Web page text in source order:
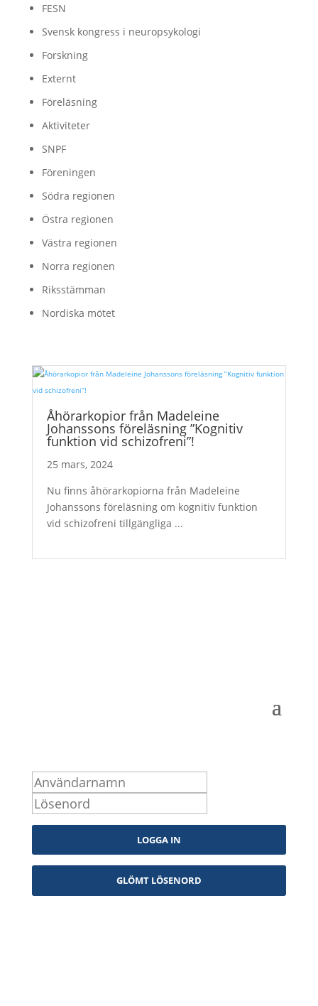
FESN
Svensk kongress i neuropsykologi
Forskning
Externt
Föreläsning
Aktiviteter
SNPF
Föreningen
Södra regionen
Östra regionen
Västra regionen
Norra regionen
Riksstämman
Nordiska mötet
Åhörarkopior från Madeleine
Johanssons föreläsning ”Kognitiv
funktion vid schizofreni”!
25 mars, 2024
Nu finns åhörarkopiorna från Madeleine
Johanssons föreläsning om kognitiv funktion
vid schizofreni tillgängliga ...